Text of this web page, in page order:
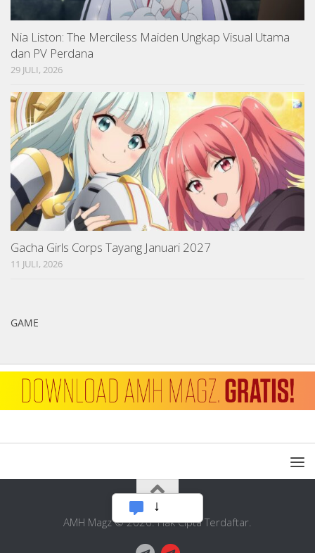
Nia Liston: The Merciless Maiden Ungkap Visual Utama
dan PV Perdana
29 JULI, 2026
Gacha Girls Corps Tayang Januari 2027
11 JULI, 2026
GAME
AMH Magz © 2026. Hak Cipta Terdaftar.